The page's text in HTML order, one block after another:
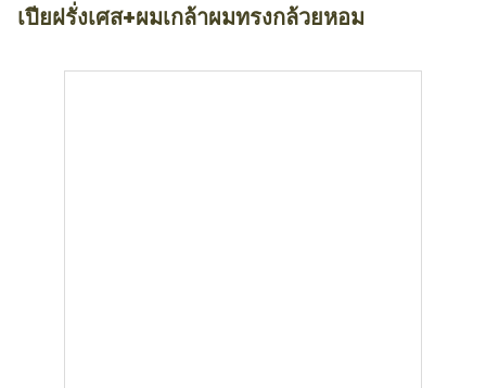
เปียฝรั่งเศส+ผมเกล้าผมทรงกล้วยหอม